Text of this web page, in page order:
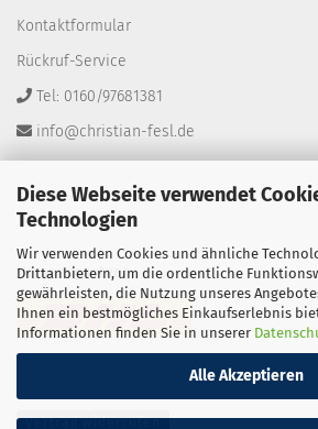
Diese Webseite verwendet
Technologien
Wir verwenden Cookies und ähnliche
Drittanbietern, um die ordentliche
gewährleisten, die Nutzung unseres
Ihnen ein bestmögliches Einkaufserlebnis
Informationen finden Sie in unserer
Alle Akzeptieren
Kontaktformular
Rückruf-Service
Tel: 0160/97681381
info@christian-fesl.de
Versandpartner
Vertrag widerrufen